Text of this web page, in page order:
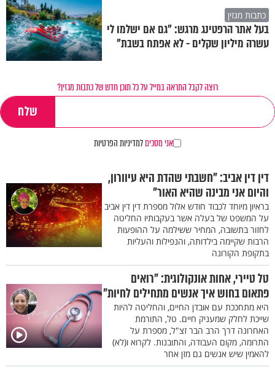
כתבות מגזין
בעל אתר הרפטינג מרגש: "גם אם ישלמו לי
עשרה מיליון שקלים - לא אפתח בשבת"
רוצה לקבל התראה במייל על כל תוכן חדש של כתבות מגזין?
אני מסכיםלמדיניות הפרטיות
דין דין אביב: "חשבתי שהדת היא עיוורון,
והיום אני מבינה שהיא האור"
בראיון מיוחד לכבוד חודש אלול מספרת דין דין אביב
על המשפט של בעלה אשר בעקבותיו החליטה
לחזור בתשובה, המחיר ששילמה על ההופעות
הרבות שקיימה בילדותה, והנפילות והעליות
בתקופת הקורונה
טל טיירי, אחות אונקולוגית: "רואים
פתאום בחוש איך אנשים מתחילים לחיות"
היא מתחככת עם אובדן החיים, והחליטה להיות
שייכת לחלק שמעניק חיים. טל, התורמת
האחרונה דרך הרב הבר זצ"ל, מספרת על
התרומה, מקום העבודה, והתובנות. לקרוא ו(לא)
להאמין שיש אנשים גם מזן אחר